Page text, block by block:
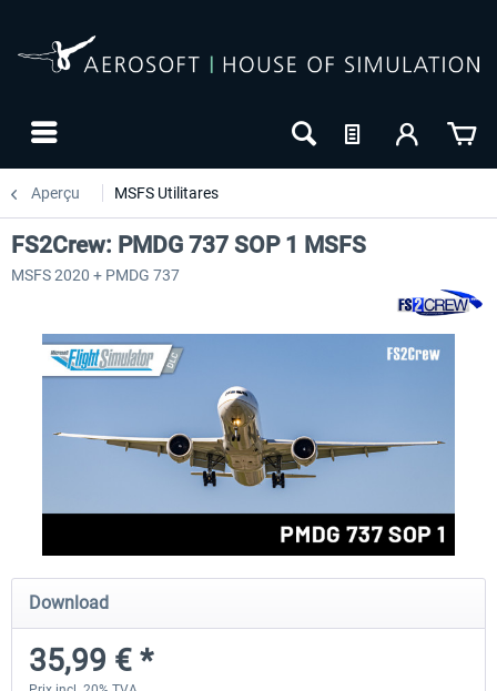
Aperçu MSFS Utilitares
rkApps - FSRealistic Pro MSFS
33,60 € *
Aerosoft Tool Simple
FS2Crew: PMDG 737 SOP 1 MSFS
MSFS 2020 + PMDG 737
Download
35,99 € *